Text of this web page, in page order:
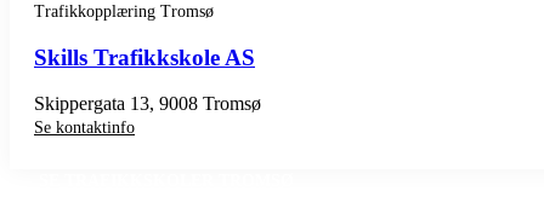
Trafikkopplæring Tromsø
Skills Trafikkskole AS
Skippergata 13, 9008 Tromsø
Se kontaktinfo